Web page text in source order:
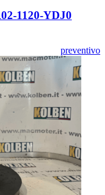
1120-YDJ0
preventivo